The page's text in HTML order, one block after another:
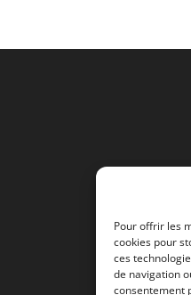
Pour offrir les
cookies pour
ces
de navigation
consentement